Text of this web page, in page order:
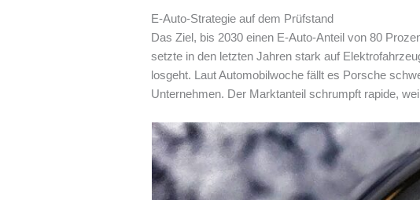
E-Auto-Strategie auf dem Prüfstand
Das Ziel, bis 2030 einen E-Auto-Anteil von 80
setzte in den letzten Jahren stark auf
losgeht. Laut Automobilwoche fällt es Porsche
Unternehmen. Der Marktanteil schrumpft rapide,